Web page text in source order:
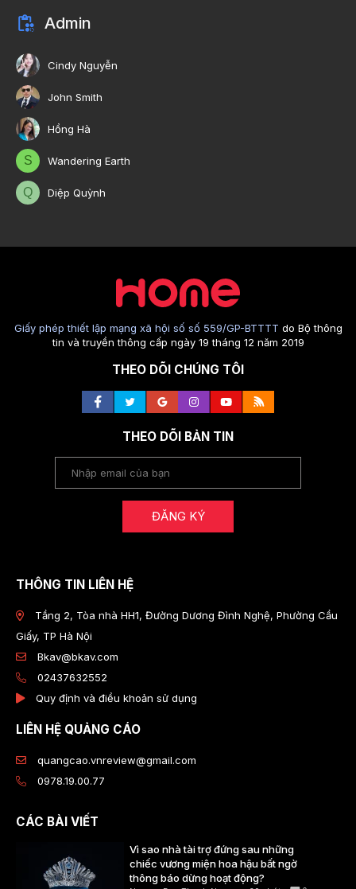
Admin
Cindy Nguyễn
John Smith
Hồng Hà
S Wandering Earth
Q Diệp Quỳnh
Giấy phép thiết lập mạng xã hội số số 559/GP-BTTTT do Bộ thông
tin và truyền thông cấp ngày 19 tháng 12 năm 2019
THEO DÕI CHÚNG TÔI
THEO DÕI BẢN TIN
ĐĂNG KÝ
THÔNG TIN LIÊN HỆ
Tầng 2, Tòa nhà HH1, Đường Dương Đình Nghệ, Phường Cầu
Giấy, TP Hà Nội
Bkav@bkav.com
02437632552
Quy định và điều khoản sử dụng
LIÊN HỆ QUẢNG CÁO
quangcao.vnreview@gmail.com
0978.19.00.77
CÁC BÀI VIẾT
Vì sao nhà tài trợ đứng sau những
chiếc vương miện hoa hậu bất ngờ
thông báo dừng hoạt động?